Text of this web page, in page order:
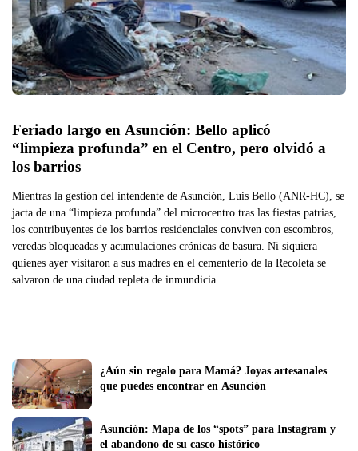
Feriado largo en Asunción: Bello aplicó
“limpieza profunda” en el Centro, pero olvidó a
los barrios
Mientras la gestión del intendente de Asunción, Luis Bello (ANR-HC), se
jacta de una “limpieza profunda” del microcentro tras las fiestas patrias,
los contribuyentes de los barrios residenciales conviven con escombros,
veredas bloqueadas y acumulaciones crónicas de basura. Ni siquiera
quienes ayer visitaron a sus madres en el cementerio de la Recoleta se
salvaron de una ciudad repleta de inmundicia.
¿Aún sin regalo para Mamá? Joyas artesanales
que puedes encontrar en Asunción
Asunción: Mapa de los “spots” para Instagram y
el abandono de su casco histórico